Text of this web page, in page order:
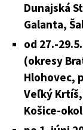
Dunajská
Galanta,
od 27.-
(okresy
Hlohovec,
Veľký
Košice-